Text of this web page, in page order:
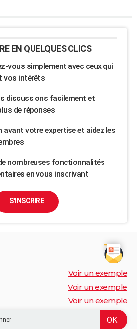
EN QUELQUES CLICS
vous simplement avec ceux qui
vos intérêts
discussions facilement et
de réponses
avant votre expertise et aidez les
nombreuses fonctionnalités
en vous inscrivant
S'INSCRIRE
Voir un exemple
Voir un exemple
Voir un exemple